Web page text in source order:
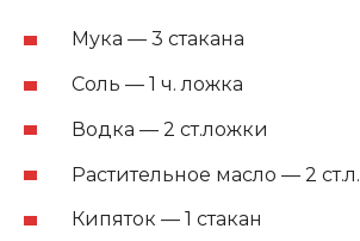
Мука — 3 стакана
Соль — 1 ч. ложка
Водка — 2 ст.ложки
Растительное масло — 2 ст.л.
Кипяток — 1 стакан